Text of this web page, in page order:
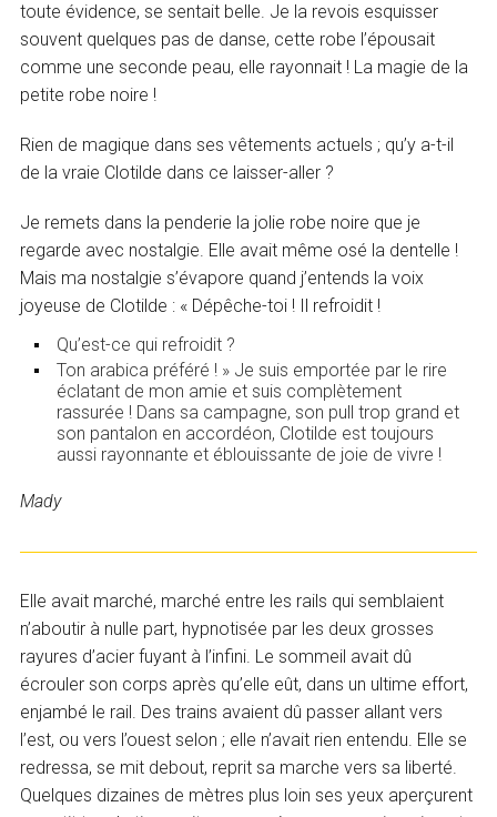
toute évidence, se sentait belle. Je la revois esquisser
souvent quelques pas de danse, cette robe l’épousait
comme une seconde peau, elle rayonnait ! La magie de la
petite robe noire !
Rien de magique dans ses vêtements actuels ; qu’y a-t-il
de la vraie Clotilde dans ce laisser-aller ?
Je remets dans la penderie la jolie robe noire que je
regarde avec nostalgie. Elle avait même osé la dentelle !
Mais ma nostalgie s’évapore quand j’entends la voix
joyeuse de Clotilde : « Dépêche-toi ! Il refroidit !
Qu’est-ce qui refroidit ?
Ton arabica préféré ! » Je suis emportée par le rire
éclatant de mon amie et suis complètement
rassurée ! Dans sa campagne, son pull trop grand et
son pantalon en accordéon, Clotilde est toujours
aussi rayonnante et éblouissante de joie de vivre !
Mady
Elle avait marché, marché entre les rails qui semblaient
n’aboutir à nulle part, hypnotisée par les deux grosses
rayures d’acier fuyant à l’infini. Le sommeil avait dû
écrouler son corps après qu’elle eût, dans un ultime effort,
enjambé le rail. Des trains avaient dû passer allant vers
l’est, ou vers l’ouest selon ; elle n’avait rien entendu. Elle se
redressa, se mit debout, reprit sa marche vers sa liberté.
Quelques dizaines de mètres plus loin ses yeux aperçurent